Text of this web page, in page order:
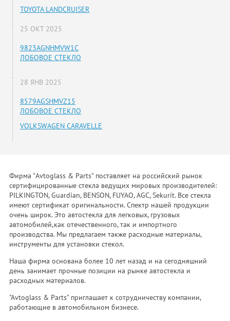
TOYOTA LANDCRUISER
25 ОКТ 2025
9823AGNHMVW1C
ЛОБОВОЕ СТЕКЛО
28 ЯНВ 2025
8579AGSHMVZ15
ЛОБОВОЕ СТЕКЛО
VOLKSWAGEN CARAVELLE
Фирма "Avtoglass & Parts" поставляет на российский рынок
сертифицированные стекла ведущих мировых производителей:
PILKINGTON, Guardian, BENSON, FUYAO, AGC, Sekurit. Все стекла
имеют сертификат оригинальности. Спектр нашей продукции
очень широк. Это автостекла для легковых, грузовых
автомобилей,как отечественного, так и импортного
производства. Мы предлагаем также расходные материалы,
инструменты для установки стекол.
Наша фирма основана более 10 лет назад и на сегодняшний
день занимает прочные позиции на рынке автостекла и
расходных материалов.
"Avtoglass & Parts" приглашает к сотрудничеству компании,
работающие в автомобильном бизнесе.